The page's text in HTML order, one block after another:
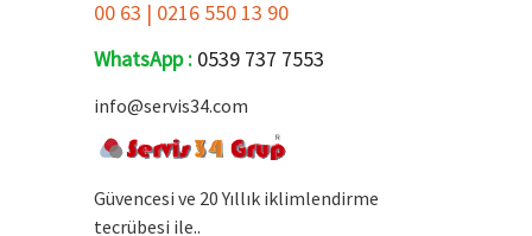
00 63 | 0216 550 13 90
WhatsApp : 0539 737 7553
info@servis34.com
Güvencesi ve 20 Yıllık iklimlendirme
tecrübesi ile..